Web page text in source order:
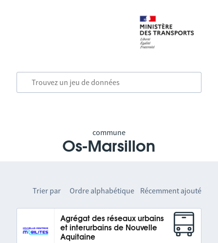
commune
Os-Marsillon
Trier par Ordre alphabétique Récemment ajouté
Agrégat des réseaux urbains
et interurbains de Nouvelle
Aquitaine